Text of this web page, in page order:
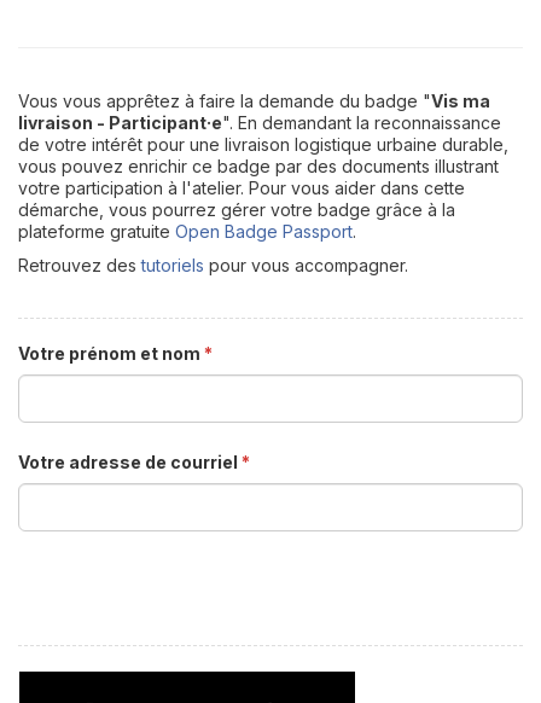
Vous vous apprêtez à faire la demande du badge "Vis ma
livraison - Participant·e". En demandant la reconnaissance
de votre intérêt pour une livraison logistique urbaine durable,
vous pouvez enrichir ce badge par des documents illustrant
votre participation à l'atelier. Pour vous aider dans cette
démarche, vous pourrez gérer votre badge grâce à la
plateforme gratuite Open Badge Passport.
Retrouvez destutoriels pour vous accompagner.
Votre prénom et nom *
Votre adresse de courriel *